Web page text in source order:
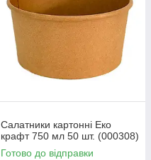
Салатники картонні Еко
крафт 750 мл 50 шт. (000308)
Готово до відправки